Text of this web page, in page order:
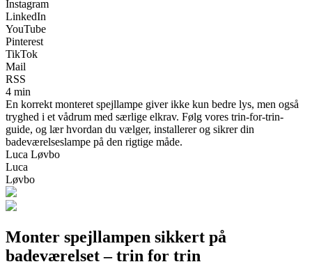
Instagram
LinkedIn
YouTube
Pinterest
TikTok
Mail
RSS
4 min
En korrekt monteret spejllampe giver ikke kun bedre lys, men også
tryghed i et vådrum med særlige elkrav. Følg vores trin-for-trin-
guide, og lær hvordan du vælger, installerer og sikrer din
badeværelseslampe på den rigtige måde.
Luca Løvbo
Luca
Løvbo
Monter spejllampen sikkert på
badeværelset – trin for trin